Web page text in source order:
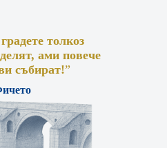
толкоз
ами повече
събират!”